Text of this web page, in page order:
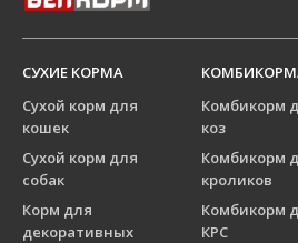
СУХИЕ КОРМА
Сухой корм для
кошек
Сухой корм для
собак
Корм для
декоративных
Комбикорм
коз
Комбикорм
кроликов
Комбикорм
КРС